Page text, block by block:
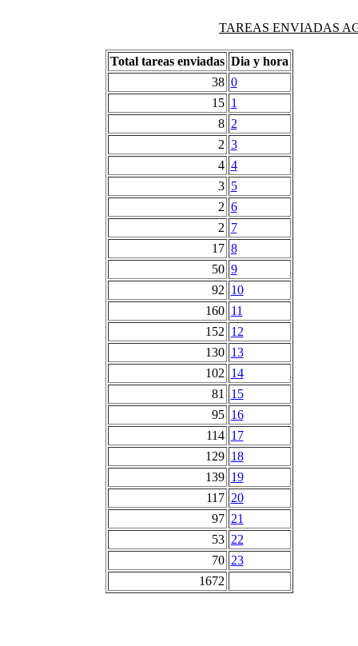
TAREAS ENVIADAS
Total tareas enviadas Dia y hora
38 0
15 1
8 2
2 3
4 4
3 5
2 6
2 7
17 8
50 9
92 10
160 11
152 12
130 13
102 14
81
15
95 16
114 17
129 18
139 19
117 20
97 21
53 22
70 23
1672